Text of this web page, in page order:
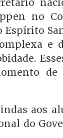
no
Espírito
e
de
aos
do